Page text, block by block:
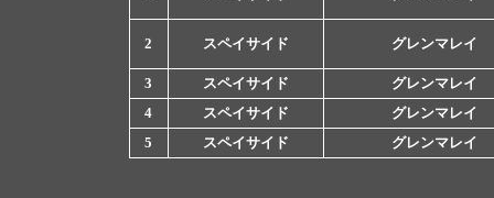
2 スペイサイド グレンマレイ
3 スペイサイド
グレンマレイ
4
スペイサイド
グレンマレイ
5
スペイサイド グレンマレイ